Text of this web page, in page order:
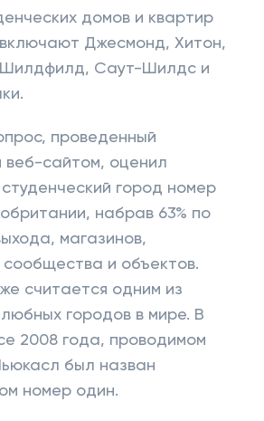
домов и квартир
Джесмонд, Хитон,
Саут-Шилдс и
проведенный
веб-сайтом, оценил
город номер
набрав 63% по
магазинов,
и объектов.
считается одним из
городов в мире. В
2008 года, проводимом
был назван
номер один.